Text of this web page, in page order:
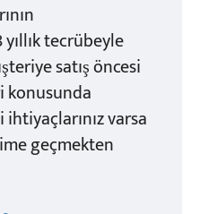
tecrübeyle
satış öncesi
konusunda
varsa
geçmekten